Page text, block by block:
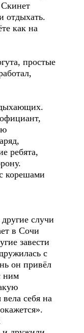
отдыхать.
как на
простые
ребята,
корешами
случи
в Сочи
завести
с
он привёл
ним
себя на